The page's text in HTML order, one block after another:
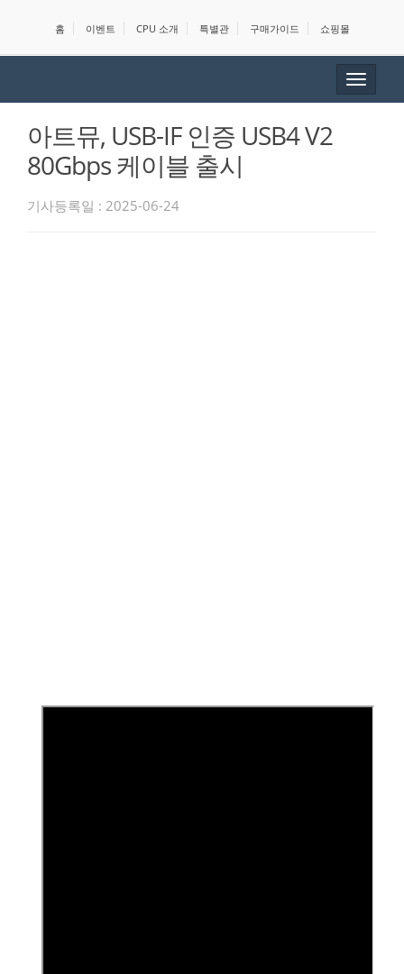
홈 이벤트 CPU 소개 특별관 구매가이드 쇼핑몰
Toggle
아트뮤, USB-IF 인증 USB4 V2
80Gbps 케이블 출시
기사등록일 : 2025-06-24